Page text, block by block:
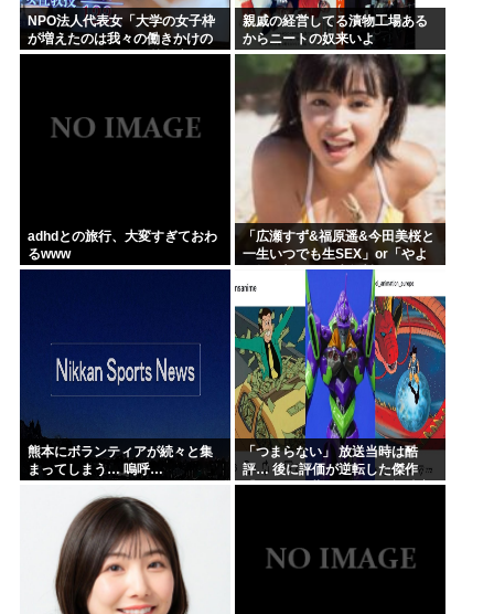
NPO法人代表女「大学の女子枠
が増えたのは我々の働きかけの
おかげです！」 女子枠提言の張
親戚の経営してる漬物工場ある
からニートの奴来いよ
adhdとの旅行、大変すぎておわ
るwww
「広瀬すず&福原遥&今田美桜と
一生いつでも生SEX」or「やよ
い軒&大戸屋 一生無料」www
熊本にボランティアが続々と集
まってしまう… 嗚呼…
「つまらない」 放送当時は酷
評… 後に評価が逆転した傑作
『ルパン三世』 再放送で視聴率